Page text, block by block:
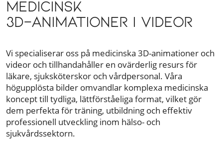
Medicinsk
3D-animationer | Videor
Vi specialiserar oss på medicinska 3D-animationer och
videor och tillhandahåller en ovärderlig resurs för
läkare, sjuksköterskor och vårdpersonal. Våra
högupplösta bilder omvandlar komplexa medicinska
koncept till tydliga, lättförståeliga format, vilket gör
dem perfekta för träning, utbildning och effektiv
professionell utveckling inom hälso- och
sjukvårdssektorn.